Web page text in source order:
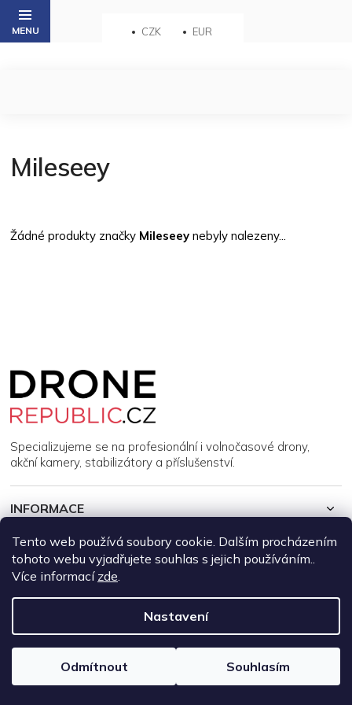
Tento web používá soubory cookie. Dalším procházením
tohoto webu vyjadřujete souhlas s jejich používáním..
Více informací zde.
Nastavení
Odmítnout Souhlasím
Přejít
obsah
CZK EUR
Mileseey
Žádné produkty značky Mileseey nebyly nalezeny...
Specializujeme se na profesionální i volnočasové drony,
akční kamery, stabilizátory a příslušenství.
INFORMACE
MŮJ ÚČET
Copyright 2026DroneRepublic.cz. Všechna práva vyhrazena.
Upravit nastavení cookies